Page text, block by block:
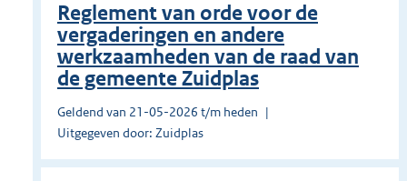
Reglement van orde voor de
vergaderingen en andere
werkzaamheden van de raad van
de gemeente Zuidplas
Geldend van 21-05-2026 t/m heden
Uitgegeven door: Zuidplas